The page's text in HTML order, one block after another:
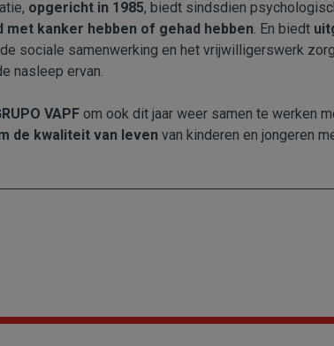
opgericht in 1985, biedt sindsdien
met kanker hebben of gehad hebben. En biedt
sociale samenwerking en het vrijwilligerswerk
nasleep ervan.
VAPF om ook dit jaar weer samen te werken
de kwaliteit van leven van kinderen en jongeren